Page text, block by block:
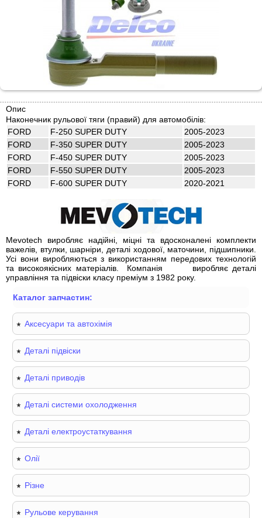
Опис
Наконечник рульової тяги (правий) для автомобілів:
FORD
F-250 SUPER DUTY
2005-2023
FORD
F-350 SUPER DUTY
2005-2023
FORD
F-450 SUPER DUTY
2005-2023
FORD
F-550 SUPER DUTY
2005-2023
FORD
F-600 SUPER DUTY 2020-2021
Mevotech виробляє надійні, міцні та вдосконалені комплекти
важелів, втулки, шарніри, деталі ходової, маточини, підшипники.
Усі вони виробляються з використанням передових технологій
та високоякісних матеріалів.
Компанія виробляє деталі
управління та підвіски класу преміум з 1982 року.
Каталог запчастин:
Аксесуари та автохімія
Деталі підвіски
Деталі приводів
Деталі системи охолодження
Деталі електроустаткування
Олії
Різне
Рульове керування